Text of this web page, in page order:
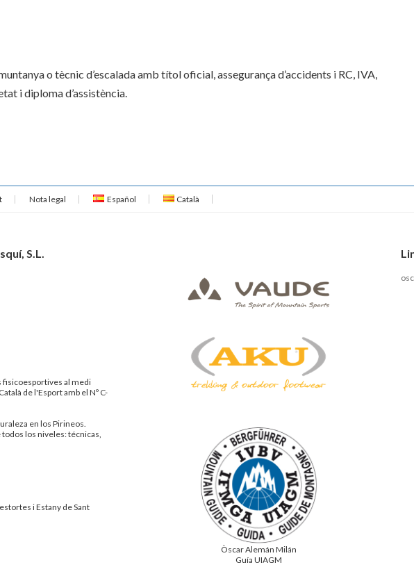
o tècnic d’escalada amb títol oficial, assegurança d’accidents i RC, IVA,
i diploma d’assistència.
Nota legal Español Català
S.L.
fisicoesportives al medi
de l'Esport amb el Nº C-
en los Pirineos.
los niveles: técnicas,
i Estany de Sant
Òscar Alemán Milán
Guía UIAGM